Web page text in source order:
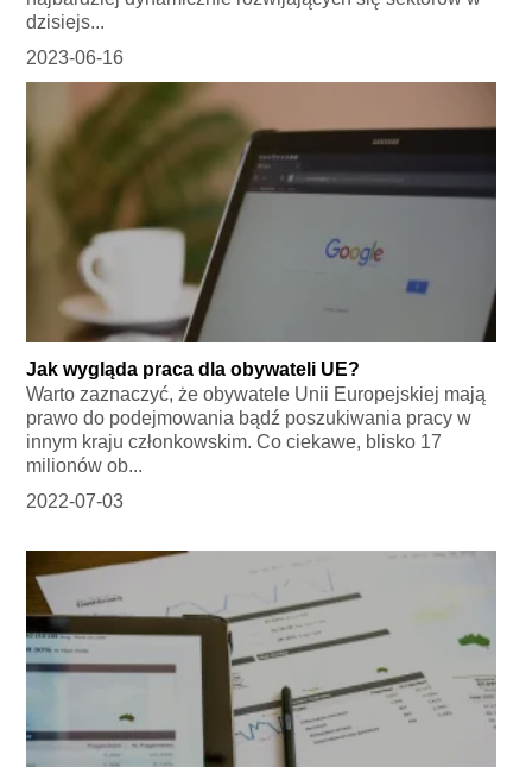
dzisiejs...
2023-06-16
Jak wygląda praca dla obywateli UE?
Warto zaznaczyć, że obywatele Unii Europejskiej mają
prawo do podejmowania bądź poszukiwania pracy w
innym kraju członkowskim. Co ciekawe, blisko 17
milionów ob...
2022-07-03